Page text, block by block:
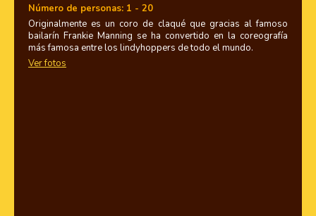
Número de personas: 1 - 20
Originalmente es un coro de claqué que gracias al famoso
bailarín Frankie Manning se ha convertido en la coreografía
más famosa entre los lindyhoppers de todo el mundo.
Ver fotos